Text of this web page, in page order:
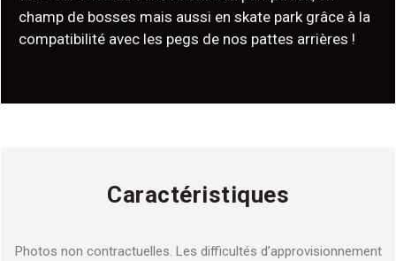
champ de bosses mais aussi en skate park grâce à la
compatibilité avec les pegs de nos pattes arrières !
Caractéristiques
Photos non contractuelles. Les difficultés d’approvisionnement